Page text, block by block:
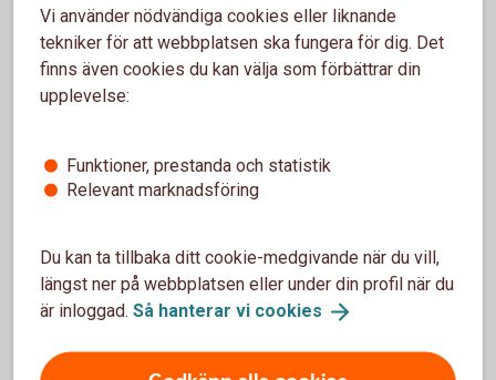
Madelén Falkenhäll
5 snabba om jobbonär
Som jobbonär kombinerar du arbete och pension.
Om du har företag kan du ta ut din pension och
fortsätta driva ditt företag.
Vi använder nödvändiga cookies eller liknande
tekniker för att webbplatsen ska fungera för dig. Det
finns även cookies du kan välja som förbättrar din
upplevelse:
Funktioner, prestanda och statistik
Relevant marknadsföring
Du kan ta tillbaka ditt cookie-medgivande när du vill,
längst ner på webbplatsen eller under din profil när du
är inloggad. Så hanterar vi cookies